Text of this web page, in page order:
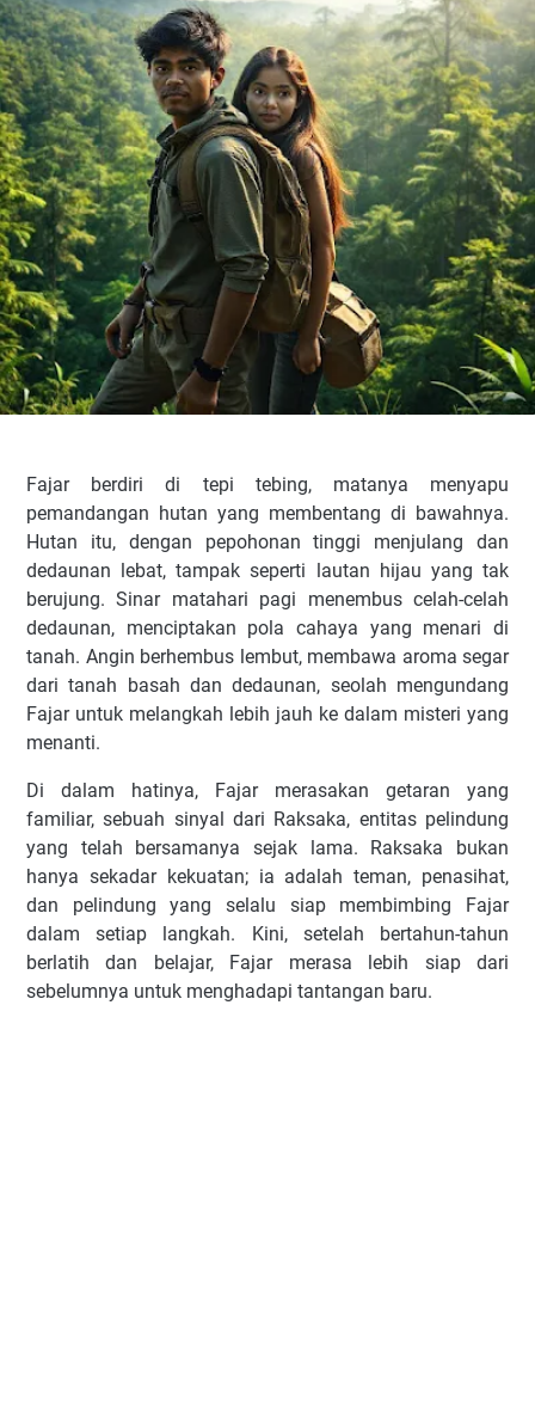
Fajar berdiri di tepi tebing, matanya menyapu
pemandangan hutan yang membentang di bawahnya.
Hutan itu, dengan pepohonan tinggi menjulang dan
dedaunan lebat, tampak seperti lautan hijau yang tak
berujung. Sinar matahari pagi menembus celah-celah
dedaunan, menciptakan pola cahaya yang menari di
tanah. Angin berhembus lembut, membawa aroma segar
dari tanah basah dan dedaunan, seolah mengundang
Fajar untuk melangkah lebih jauh ke dalam misteri yang
menanti.
Di dalam hatinya, Fajar merasakan getaran yang
familiar, sebuah sinyal dari Raksaka, entitas pelindung
yang telah bersamanya sejak lama. Raksaka bukan
hanya sekadar kekuatan; ia adalah teman, penasihat,
dan pelindung yang selalu siap membimbing Fajar
dalam setiap langkah. Kini, setelah bertahun-tahun
berlatih dan belajar, Fajar merasa lebih siap dari
sebelumnya untuk menghadapi tantangan baru.